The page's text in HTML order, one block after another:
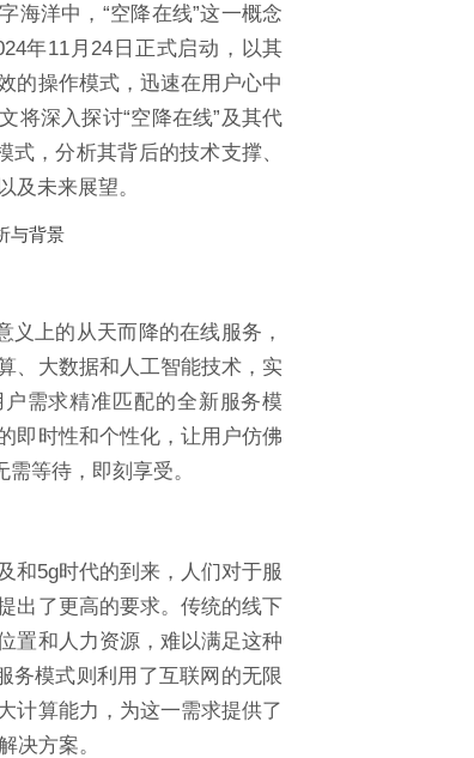
海洋中，“空降在线”这一概念
年11月24日正式启动，以其
的操作模式，迅速在用户心中
将深入探讨“空降在线”及其代
式，分析其背后的技术支撑、
及未来展望。
与背景
义上的从天而降的在线服务，
、大数据和人工智能技术，实
需求精准匹配的全新服务模
即时性和个性化，让用户仿佛
需等待，即刻享受。
和5g时代的到来，人们对于服
出了更高的要求。传统的线下
置和人力资源，难以满足这种
务模式则利用了互联网的无限
计算能力，为这一需求提供了
决方案。